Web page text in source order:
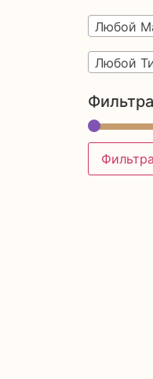
Любой
Любой